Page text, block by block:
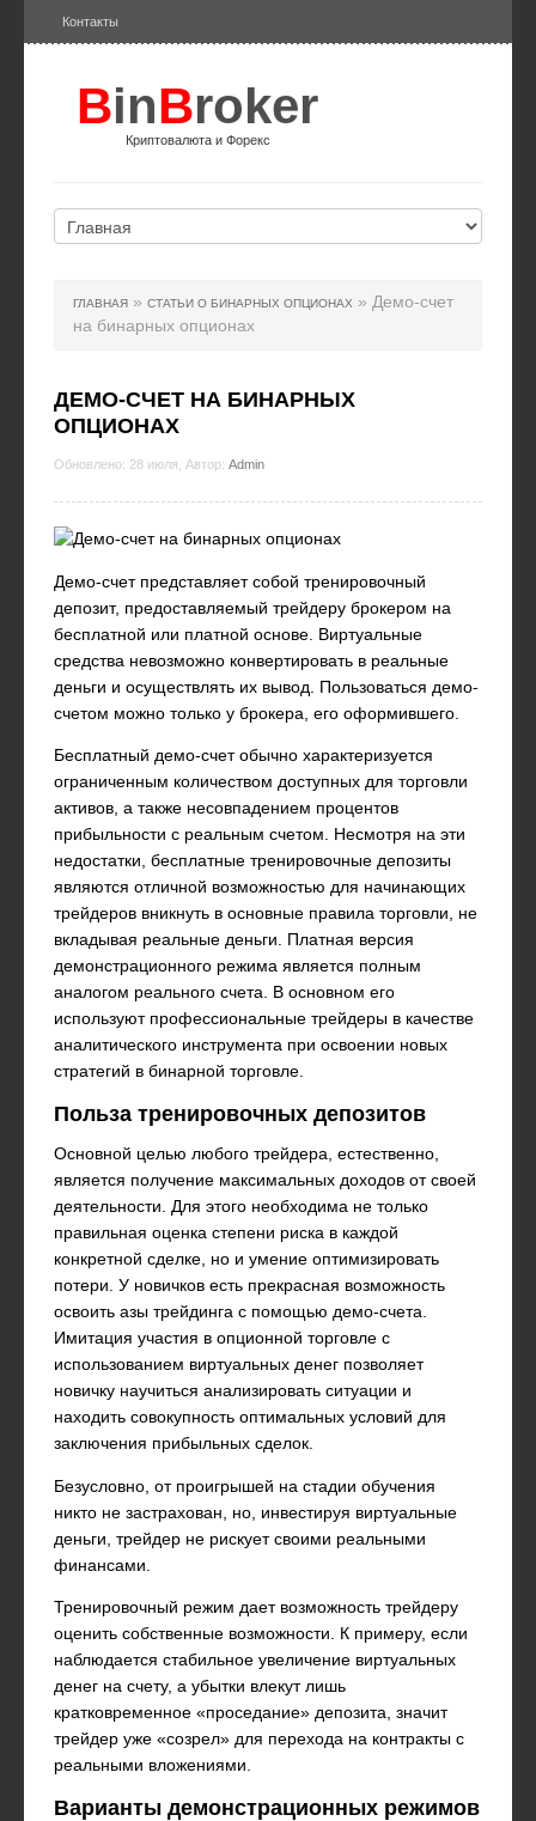
Контакты
BinBroker
Криптовалюта и Форекс
ГЛАВНАЯ » СТАТЬИ О БИНАРНЫХ ОПЦИОНАХ » Демо-счет
на бинарных опционах
ДЕМО-СЧЕТ НА БИНАРНЫХ
ОПЦИОНАХ
Обновлено: 28 июля, Автор: Admin
Демо-счет представляет собой тренировочный
депозит, предоставляемый трейдеру брокером на
бесплатной или платной основе. Виртуальные
средства невозможно конвертировать в реальные
деньги и осуществлять их вывод. Пользоваться демо-
счетом можно только у брокера, его оформившего.
Бесплатный демо-счет обычно характеризуется
ограниченным количеством доступных для торговли
активов, а также несовпадением процентов
прибыльности с реальным счетом. Несмотря на эти
недостатки, бесплатные тренировочные депозиты
являются отличной возможностью для начинающих
трейдеров вникнуть в основные правила торговли, не
вкладывая реальные деньги. Платная версия
демонстрационного режима является полным
аналогом реального счета. В основном его
используют профессиональные трейдеры в качестве
аналитического инструмента при освоении новых
стратегий в бинарной торговле.
Польза тренировочных депозитов
Основной целью любого трейдера, естественно,
является получение максимальных доходов от своей
деятельности. Для этого необходима не только
правильная оценка степени риска в каждой
конкретной сделке, но и умение оптимизировать
потери. У новичков есть прекрасная возможность
освоить азы трейдинга с помощью демо-счета.
Имитация участия в опционной торговле с
использованием виртуальных денег позволяет
новичку научиться анализировать ситуации и
находить совокупность оптимальных условий для
заключения прибыльных сделок.
Безусловно, от проигрышей на стадии обучения
никто не застрахован, но, инвестируя виртуальные
деньги, трейдер не рискует своими реальными
финансами.
Тренировочный режим дает возможность трейдеру
оценить собственные возможности. К примеру, если
наблюдается стабильное увеличение виртуальных
денег на счету, а убытки влекут лишь
кратковременное «проседание» депозита, значит
трейдер уже «созрел» для перехода на контракты с
реальными вложениями.
Варианты демонстрационных режимов